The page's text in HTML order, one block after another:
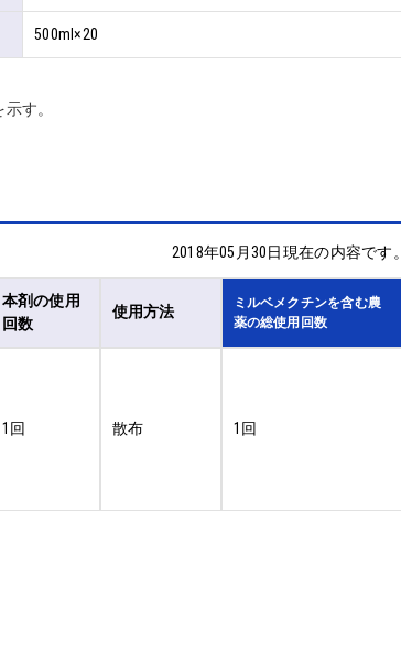
500ml×20
す。
2018年05月30日現在の内容です。
本剤の使用
回数
使用方法
ミルベメクチンを含む農
薬の総使用回数
1回 散布 1回